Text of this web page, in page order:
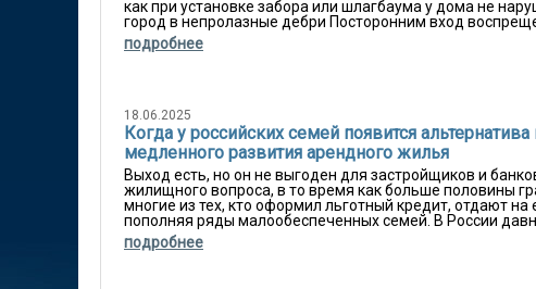
как при установке забора или шлагбаума у дома не
город в непролазные дебри Посторонним вход
подробнее
18.06.2025
Когда у российских семей появится
медленного развития арендного жилья
Выход есть, но он не выгоден для застройщиков и
жилищного вопроса, в то время как больше половины
многие из тех, кто оформил льготный кредит, отдают
пополняя ряды малообеспеченных семей. В России
подробнее